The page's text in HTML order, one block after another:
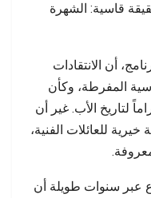
قاسية: الشهرة
أن الانتقادات
المفرطة، وكأن
لتاريخ الأب. غير أن
للعائلات الفنية،
عبر سنوات طويلة أن